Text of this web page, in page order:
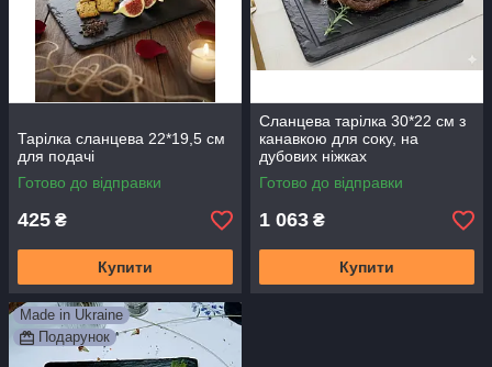
Тарілка сланцева 22*19,5 см
для подачі
Готово до відправки
425 ₴
Купити
Сланцева тарілка 30*22 см з
канавкою для соку, на
дубових ніжках
Готово до відправки
1 063 ₴
Купити
Made in Ukraine
Подарунок